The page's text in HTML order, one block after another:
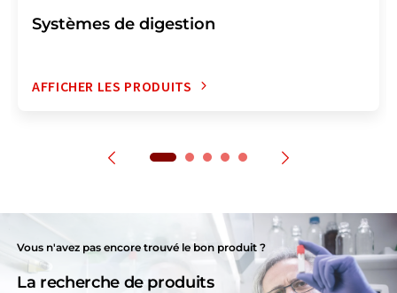
Systèmes de digestion
AFFICHER LES PRODUITS
Vous n'avez pas encore trouvé le bon produit ?
La recherche de produits